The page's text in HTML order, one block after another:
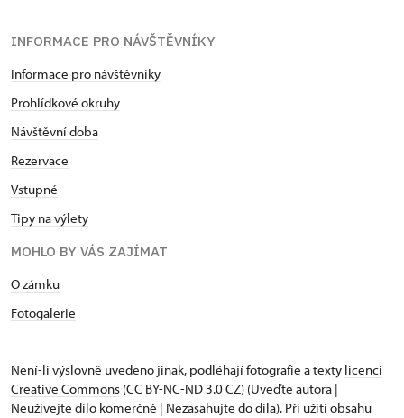
INFORMACE PRO NÁVŠTĚVNÍKY
Informace pro návštěvníky
Prohlídkové okruhy
Návštěvní doba
Rezervace
Vstupné
Tipy na výlety
MOHLO BY VÁS ZAJÍMAT
O zámku
Fotogalerie
Není-li výslovně uvedeno jinak, podléhají fotografie a texty licenci
Creative Commons (CC BY-NC-ND 3.0 CZ) (Uveďte autora |
Neužívejte dílo komerčně | Nezasahujte do díla). Při užití obsahu